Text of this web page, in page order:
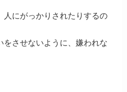
人にがっかりされたりするの
をさせないように、嫌われな